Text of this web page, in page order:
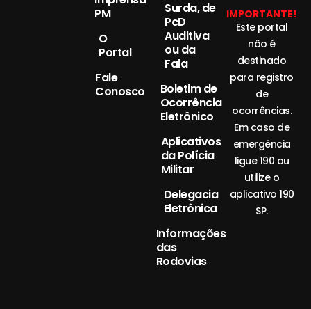
PM
O
Portal
Fale
Conosco
Surda, de
PcD
Auditiva
ou da
Fala
Boletim de
Ocorrência
Eletrônico
Aplicativos
da Polícia
Militar
Delegacia
Eletrônica
Informações
das
Rodovias
IMPORTANTE!
Este portal
não é
destinado
para registro
de
ocorrências.
Em caso de
emergência
ligue 190 ou
utilize o
aplicativo 190
SP.